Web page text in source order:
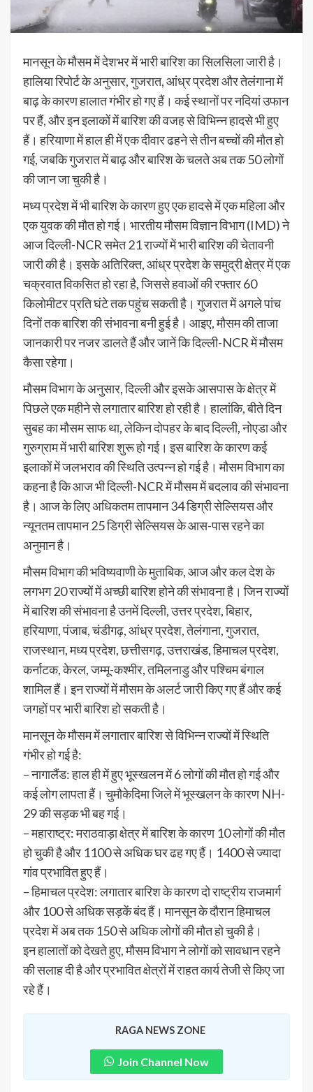
मानसून के मौसम में देशभर में भारी बारिश का सिलसिला जारी है।
हालिया रिपोर्ट के अनुसार, गुजरात, आंध्र प्रदेश और तेलंगाना में
बाढ़ के कारण हालात गंभीर हो गए हैं। कई स्थानों पर नदियां उफान
पर हैं, और इन इलाकों में बारिश की वजह से विभिन्न हादसे भी हुए
हैं। हरियाणा में हाल ही में एक दीवार ढहने से तीन बच्चों की मौत हो
गई, जबकि गुजरात में बाढ़ और बारिश के चलते अब तक 50 लोगों
की जान जा चुकी है।
मध्य प्रदेश में भी बारिश के कारण हुए एक हादसे में एक महिला और
एक युवक की मौत हो गई। भारतीय मौसम विज्ञान विभाग (IMD) ने
आज दिल्ली-NCR समेत 21 राज्यों में भारी बारिश की चेतावनी
जारी की है। इसके अतिरिक्त, आंध्र प्रदेश के समुद्री क्षेत्र में एक
चक्रवात विकसित हो रहा है, जिससे हवाओं की रफ्तार 60
किलोमीटर प्रति घंटे तक पहुंच सकती है। गुजरात में अगले पांच
दिनों तक बारिश की संभावना बनी हुई है। आइए, मौसम की ताजा
जानकारी पर नजर डालते हैं और जानें कि दिल्ली-NCR में मौसम
कैसा रहेगा।
मौसम विभाग के अनुसार, दिल्ली और इसके आसपास के क्षेत्र में
पिछले एक महीने से लगातार बारिश हो रही है। हालांकि, बीते दिन
सुबह का मौसम साफ था, लेकिन दोपहर के बाद दिल्ली, नोएडा और
गुरुग्राम में भारी बारिश शुरू हो गई। इस बारिश के कारण कई
इलाकों में जलभराव की स्थिति उत्पन्न हो गई है। मौसम विभाग का
कहना है कि आज भी दिल्ली-NCR में मौसम में बदलाव की संभावना
है। आज के लिए अधिकतम तापमान 34 डिग्री सेल्सियस और
न्यूनतम तापमान 25 डिग्री सेल्सियस के आस-पास रहने का
अनुमान है।
मौसम विभाग की भविष्यवाणी के मुताबिक, आज और कल देश के
लगभग 20 राज्यों में अच्छी बारिश होने की संभावना है। जिन राज्यों
में बारिश की संभावना है उनमें दिल्ली, उत्तर प्रदेश, बिहार,
हरियाणा, पंजाब, चंडीगढ़, आंध्र प्रदेश, तेलंगाना, गुजरात,
राजस्थान, मध्य प्रदेश, छत्तीसगढ़, उत्तराखंड, हिमाचल प्रदेश,
कर्नाटक, केरल, जम्मू-कश्मीर, तमिलनाडु और पश्चिम बंगाल
शामिल हैं। इन राज्यों में मौसम के अलर्ट जारी किए गए हैं और कई
जगहों पर भारी बारिश हो सकती है।
मानसून के मौसम में लगातार बारिश से विभिन्न राज्यों में स्थिति
गंभीर हो गई है:
– नागालैंड: हाल ही में हुए भूस्खलन में 6 लोगों की मौत हो गई और
कई लोग लापता हैं। चुमौकेदिमा जिले में भूस्खलन के कारण NH-
29 की सड़क भी बह गई।
– महाराष्ट्र: मराठवाड़ा क्षेत्र में बारिश के कारण 10 लोगों की मौत
हो चुकी है और 1100 से अधिक घर ढह गए हैं। 1400 से ज्यादा
गांव प्रभावित हुए हैं।
– हिमाचल प्रदेश: लगातार बारिश के कारण दो राष्ट्रीय राजमार्ग
और 100 से अधिक सड़कें बंद हैं। मानसून के दौरान हिमाचल
प्रदेश में अब तक 150 से अधिक लोगों की मौत हो चुकी है।
इन हालातों को देखते हुए, मौसम विभाग ने लोगों को सावधान रहने
की सलाह दी है और प्रभावित क्षेत्रों में राहत कार्य तेजी से किए जा
रहे हैं।
RAGA NEWS ZONE
Join Channel Now